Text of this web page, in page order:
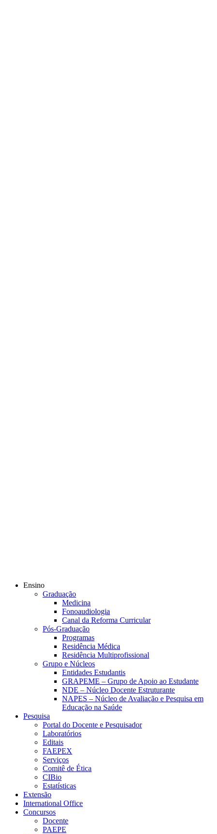
Ensino
Graduação
Medicina
Fonoaudiologia
Canal da Reforma Curricular
Pós-Graduação
Programas
Residência Médica
Residência Multiprofissional
Grupo e Núcleos
Entidades Estudantis
GRAPEME – Grupo de Apoio ao Estudante
NDE – Núcleo Docente Estruturante
NAPES – Núcleo de Avaliação e Pesquisa em
Educação na Saúde
Pesquisa
Portal do Docente e Pesquisador
Laboratórios
Editais
FAEPEX
Serviços
Comitê de Ética
CIBio
Estatísticas
Extensão
International Office
Concursos
Docente
PAEPE